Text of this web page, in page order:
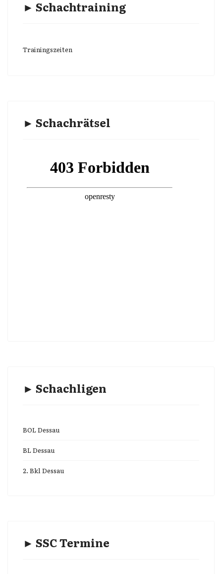
► Schachtraining
Trainingszeiten
► Schachrätsel
► Schachligen
BOL Dessau
BL Dessau
2. Bkl Dessau
► SSC Termine